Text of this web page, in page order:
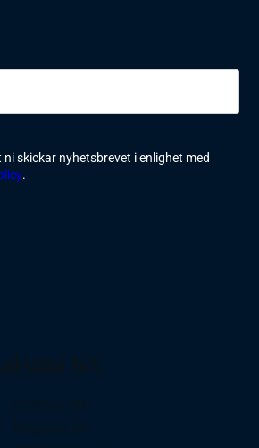
skickar nyhetsbrevet i enlighet med
.